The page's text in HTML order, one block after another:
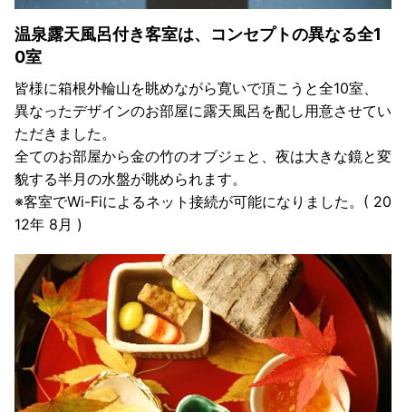
温泉露天風呂付き客室は、コンセプトの異なる全1
0室
皆様に箱根外輪山を眺めながら寛いで頂こうと全10室、
異なったデザインのお部屋に露天風呂を配し用意させてい
ただきました。
全てのお部屋から金の竹のオブジェと、夜は大きな鏡と変
貌する半月の水盤が眺められます。
※客室でWi-Fiによるネット接続が可能になりました。( 20
12年 8月 )